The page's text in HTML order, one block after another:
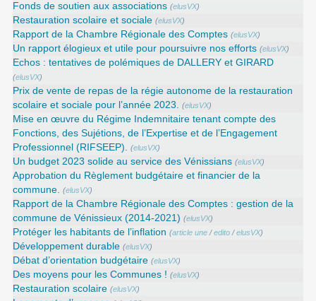
Fonds de soutien aux associations (elusVX)
Restauration scolaire et sociale (elusVX)
Rapport de la Chambre Régionale des Comptes (elusVX)
Un rapport élogieux et utile pour poursuivre nos efforts (elusVX)
Echos : tentatives de polémiques de DALLERY et GIRARD
(elusVX)
Prix de vente de repas de la régie autonome de la restauration
scolaire et sociale pour l’année 2023. (elusVX)
Mise en œuvre du Régime Indemnitaire tenant compte des
Fonctions, des Sujétions, de l’Expertise et de l’Engagement
Professionnel (RIFSEEP). (elusVX)
Un budget 2023 solide au service des Vénissians (elusVX)
Approbation du Règlement budgétaire et financier de la
commune. (elusVX)
Rapport de la Chambre Régionale des Comptes : gestion de la
commune de Vénissieux (2014-2021) (elusVX)
Protéger les habitants de l’inflation (article une /edito /elusVX)
Développement durable (elusVX)
Débat d’orientation budgétaire (elusVX)
Des moyens pour les Communes ! (elusVX)
Restauration scolaire (elusVX)